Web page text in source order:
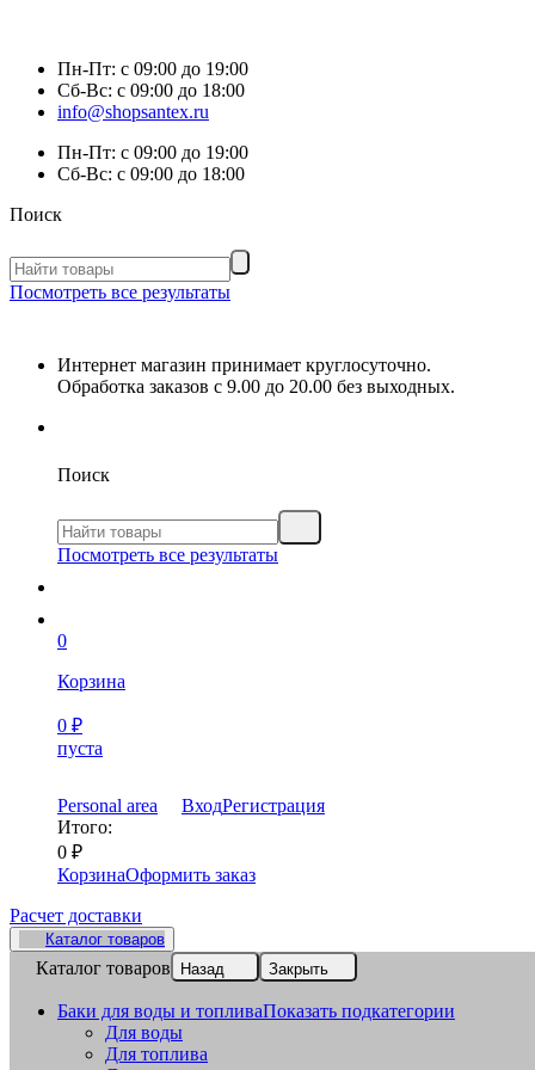
Пн-Пт: с 09:00 до 19:00
Сб-Вс: с 09:00 до 18:00
info@shopsantex.ru
Пн-Пт: с 09:00 до 19:00
Сб-Вс: с 09:00 до 18:00
Поиск
Посмотреть все результаты
Интернет магазин принимает круглосуточно.
Обработка заказов с 9.00 до 20.00 без выходных.
Поиск
Посмотреть все результаты
0
Корзина
0 ₽
пуста
Personal area ВходРегистрация
Итого:
0 ₽
КорзинаОформить заказ
Расчет доставки
Каталог товаров
Каталог товаров Назад Закрыть
Баки для воды и топливаПоказать подкатегории
Для воды
Для топлива